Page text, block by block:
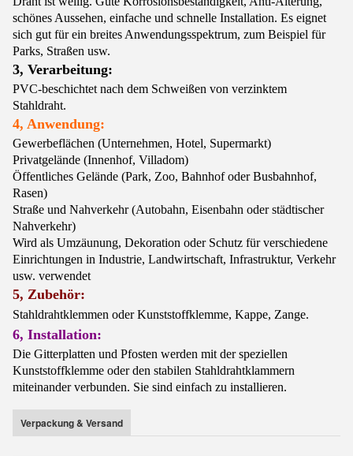
schönes Aussehen, einfache und schnelle Installation. Es eignet
sich gut für ein breites Anwendungsspektrum, zum Beispiel für
Parks, Straßen usw.
3, Verarbeitung:
PVC-beschichtet nach dem Schweißen von verzinktem
Stahldraht.
4, Anwendung:
Gewerbeflächen (Unternehmen, Hotel, Supermarkt)
Privatgelände (Innenhof, Villadom)
Öffentliches Gelände (Park, Zoo, Bahnhof oder Busbahnhof,
Rasen)
Straße und Nahverkehr (Autobahn, Eisenbahn oder städtischer
Nahverkehr)
Wird als Umzäunung, Dekoration oder Schutz für verschiedene
Einrichtungen in Industrie, Landwirtschaft, Infrastruktur, Verkehr
usw. verwendet
5, Zubehör:
Stahldrahtklemmen oder Kunststoffklemme, Kappe, Zange.
6, Installation:
Die Gitterplatten und Pfosten werden mit der speziellen
Kunststoffklemme oder den stabilen Stahldrahtklammern
miteinander verbunden. Sie sind einfach zu installieren.
Verpackung & Versand